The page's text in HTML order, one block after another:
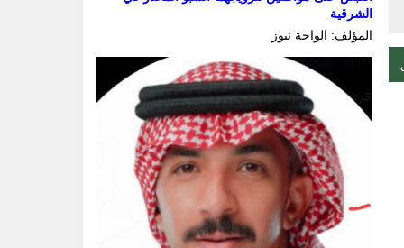
الشرقية
المؤلف: الواحة نيوز